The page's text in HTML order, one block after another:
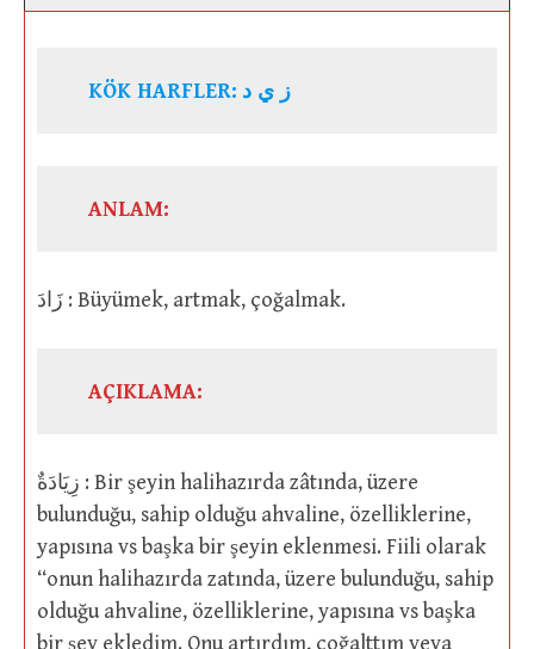
KÖK HARFLER: ز ي د
ANLAM:
زَادَ : Büyümek, artmak, çoğalmak.
AÇIKLAMA:
زِيَادَةٌ : Bir şeyin halihazırda zâtında, üzere
bulunduğu, sahip olduğu ahvaline, özelliklerine,
yapısına vs başka bir şeyin eklenmesi. Fiili olarak
“onun halihazırda zatında, üzere bulunduğu, sahip
olduğu ahvaline, özelliklerine, yapısına vs başka
bir şey ekledim. Onu artırdım, çoğalttım veya